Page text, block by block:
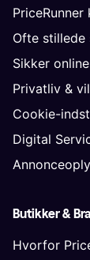
PriceRunner
Ofte stillede
Sikker
Privatliv &
Cookie-
Digital
Butikker &
Hvorfor